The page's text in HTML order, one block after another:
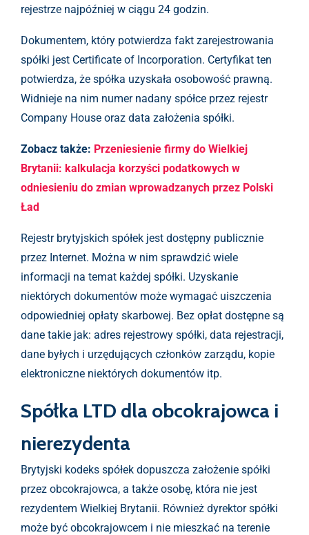
rejestrze najpóźniej w ciągu 24 godzin.
Dokumentem, który potwierdza fakt zarejestrowania
spółki jest Certificate of Incorporation. Certyfikat ten
potwierdza, że spółka uzyskała osobowość prawną.
Widnieje na nim numer nadany spółce przez rejestr
Company House oraz data założenia spółki.
Zobacz także: Przeniesienie firmy do Wielkiej
Brytanii: kalkulacja korzyści podatkowych w
odniesieniu do zmian wprowadzanych przez Polski
Ład
Rejestr brytyjskich spółek jest dostępny publicznie
przez Internet. Można w nim sprawdzić wiele
informacji na temat każdej spółki. Uzyskanie
niektórych dokumentów może wymagać uiszczenia
odpowiedniej opłaty skarbowej. Bez opłat dostępne są
dane takie jak: adres rejestrowy spółki, data rejestracji,
dane byłych i urzędujących członków zarządu, kopie
elektroniczne niektórych dokumentów itp.
Spółka LTD dla obcokrajowca i
nierezydenta
Brytyjski kodeks spółek dopuszcza założenie spółki
przez obcokrajowca, a także osobę, która nie jest
rezydentem Wielkiej Brytanii. Również dyrektor spółki
może być obcokrajowcem i nie mieszkać na terenie